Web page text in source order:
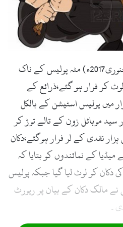
سوات(زما سوات ڈاٹ کام:04جنوری2017ء) مٹہ پولیس کے ناک
کر فرار ہو گئے،ذرائع کے
میں پولیس اسٹیشن کے بالکل
سید موبائل زون کے تالے توڑ کر
نقدی کے لر فرار ہوگئے،دکان
کے نمائندوں کو بتایا کہ
کو لوٹ لیا گیا جبکہ پولیس
نے مالک دکان کے بیان پر رپورٹ